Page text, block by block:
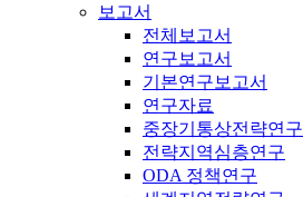
보고서
전체보고서
연구보고서
기본연구보고서
연구자료
중장기통상전략연구
전략지역심층연구
ODA 정책연구